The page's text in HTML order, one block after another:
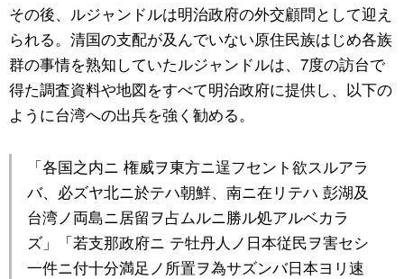
その後、ルジャンドルは明治政府の外交顧問として迎え
られる。清国の支配が及んでいない原住民族はじめ各族
群の事情を熟知していたルジャンドルは、7度の訪台で
得た調査資料や地図をすべて明治政府に提供し、以下の
ように台湾への出兵を強く勧める。
「各国之内ニ 権威ヲ東方ニ逞フセント欲スルアラ
バ、必ズヤ北ニ於テハ朝鮮、南ニ在リテハ 彭湖及
台湾ノ両島ニ居留ヲ占ムルニ勝ル処アルベカラ
ズ」「若支那政府ニ テ牡丹人ノ日本従民ヲ害セシ
一件ニ付十分満足ノ所置ヲ為サズンバ日本ヨリ速